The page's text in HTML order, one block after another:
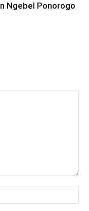
Ngebel Ponorogo